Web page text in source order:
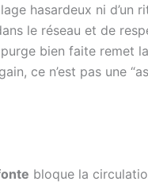
hasardeux ni
le réseau et de
bien faite remet
ce n’est pas une
bloque la